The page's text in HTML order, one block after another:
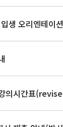
생 오리엔테이션